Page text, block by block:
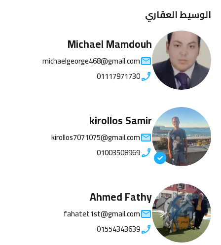
الوسيط العقاري
Michael Mamdouh
michaelgeorge468@gmail.com
01117971730
kirollos Samir
kirollos7071075@gmail.com
01003508969
Ahmed Fathy
fahatet1st@gmail.com
01554343639